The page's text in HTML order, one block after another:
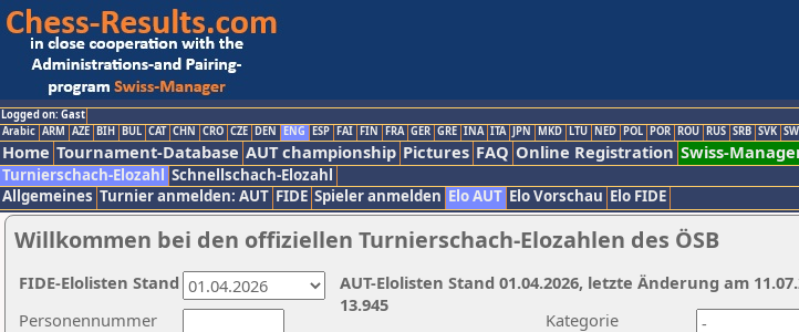
Logged on: Gast
Arabic ARM AZE BIH BUL CAT CHN CRO CZE DEN ENG ESP FAI FIN FRA GER GRE INA ITA JPN MKD LTU NED POL POR ROU RUS SRB SVK
Home Tournament-Database AUT championship Pictures FAQ Online Registration Swiss-
Turnierschach-Elozahl Schnellschach-Elozahl
Allgemeines Turnier anmelden: AUT FIDE Spieler anmelden Elo AUT Elo Vorschau Elo FIDE
Willkommen bei den offiziellen Turnierschach-Elozahlen des ÖSB
Kategorie
Personennummer
AUT-Elolisten Stand 01.04.2026, letzte Änderung am
13.945
FIDE-Elolisten Stand